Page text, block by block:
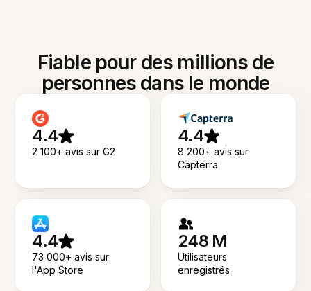
Fiable pour des millions de
personnes dans le monde
4.4
2 100+ avis sur G2
4.4
8 200+ avis sur
Capterra
4.4
73 000+ avis sur
l'App Store
248 M
Utilisateurs
enregistrés